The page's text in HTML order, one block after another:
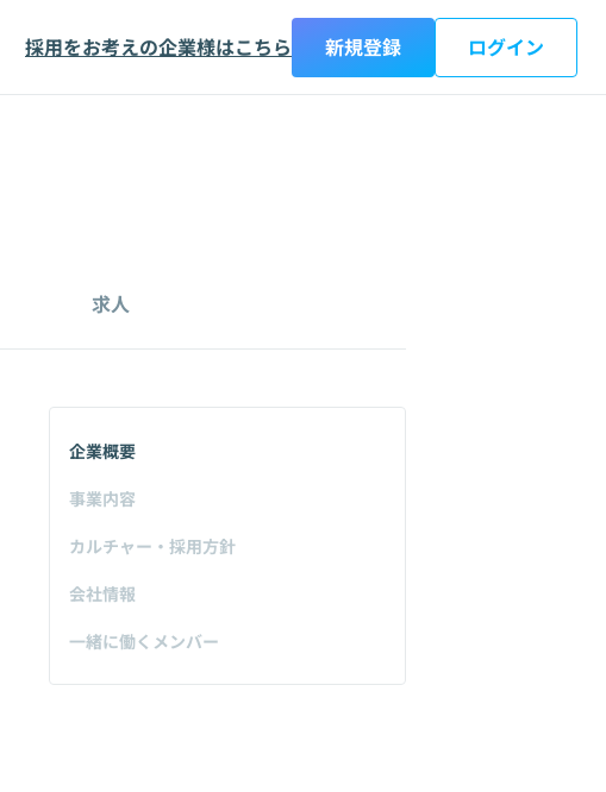
採用をお考えの企業様はこちら 新規登録 ログイン
求人
企業概要
事業内容
カルチャー・採用方針
会社情報
一緒に働くメンバー